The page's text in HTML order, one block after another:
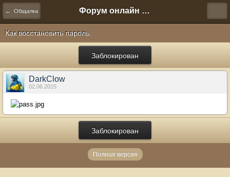
← Общалка Форум онлайн игры "Новая Эра" (Нюра Биз)
Как восстановить пароль.
Заблокирован
DarkClow
02.06.2015
Заблокирован
Полная версия